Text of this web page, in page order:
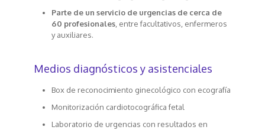
Parte de un servicio de urgencias de cerca de
60 profesionales, entre facultativos, enfermeros
y auxiliares.
Medios diagnósticos y asistenciales
Box de reconocimiento ginecológico con ecografía
Monitorización cardiotocográfica fetal
Laboratorio de urgencias con resultados en